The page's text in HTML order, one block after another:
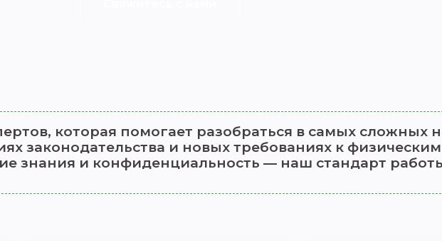
которая помогает разобраться в самых сложных
законодательства и новых требованиях к
знания и конфиденциальность — наш стандарт